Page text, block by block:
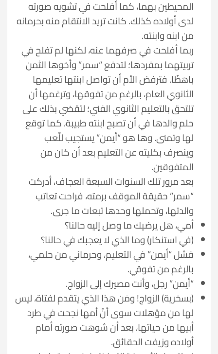
المحيطين بهما، كما أفلحت في تشويه صورته
لدى أولاده كذلك. كانت تريد الانتقام منه بحرمانه
من ابنه وابنته.
ربما أفلحت في صرفهما عنه، لكنها لم تفلح في
تربيتهما بمفردها؛ لتدفع “سمر” وأخوها الثمن
باهظًا. فترفض الأم أن تواصل ابنتها تعليمها
الثانوي العام، بالرغم من تفوقها، وترغمها أن
تلتحق بالتعليم الثانوي الفني؛ لتقضي بذلك على
حلم والدها في أن تصبح ابنته طبيبة، كما توقع
لها وتمنى. وها هو “أيمن” يستجيب للَّعب
وينصرف بكليته عن التعليم بعد أن كان من
المتفوقين.
بعد مرور تلك السنوات السبعة العجاف، أدركت
“سمر” حقيقة الموقف برمته، فراحت تعاتب
والدتها، وتحملها وحدها تبعات ما جرى.
أمي، هل يرضيك ما وصل إليه حالنا؟
(في استنكار) وما الذي لا يعجبك في حالنا؟
فشل “أيمن” في التعليم، وحرماني من حلمي،
بالرغم من تفوقي.
“أيمن” رجل، وأنت مصيرك إلى الزواج.
(بسخرية) الزواج! ومَن هذا الذي يتقدم لفتاة، ليس
لها من مؤهلات سوى أنَّ أمها نجحت في طرد
أبيها من حياتها، بعد أن شوهت صورته أمام
أولاده وزيفت الحقائق.